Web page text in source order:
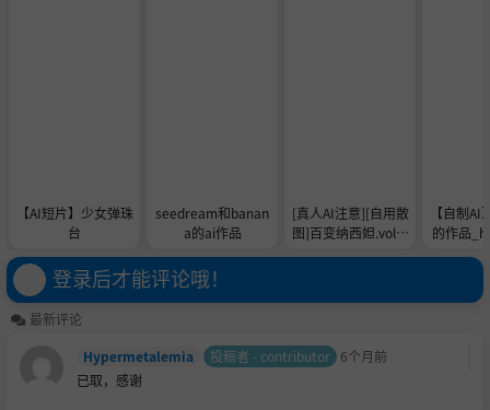
【AI短片】少女弹珠
台
seedream和banan
a的ai作品
[真人AI注意][自用散
图]百变纳西妲.vol2-
【自制
的作品
登录后才能评论哦！
最新评论
Hypermetalemia
投稿者 - contributor 6个月前
已取，感谢